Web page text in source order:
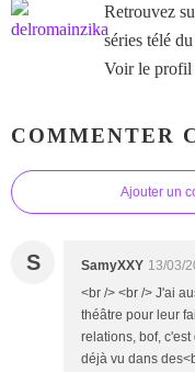
Retrouvez
séries télé
Voir le profil
COMMENTER
Ajouter un
S SamyXXY 13/03/
<br /> <br /> J'ai
théâtre pour leur
relations, bof,
déjà vu dans